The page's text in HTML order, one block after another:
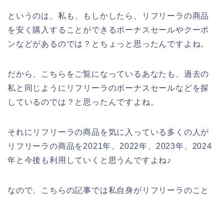
というのは、私も、もしかしたら、リフリーラの商品
を安く購入することができるボーナスセールやクーポ
ンなどがあるのでは？とちょっと思ったんですよね。
だから、こちらをご覧になっているあなたも、過去の
私と同じようにリフリーラのボーナスセールなどを探
しているのでは？と思ったんですよね。
それにリフリーラの商品を気に入っている多くの人が
リフリーラの商品を2021年、2022年、2023年、2024
年と今後も利用していくと思うんですよね♪
なので、こちらの記事では私自身がリフリーラのこと